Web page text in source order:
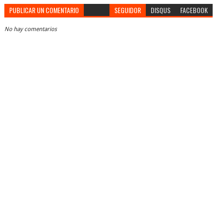
PUBLICAR UN COMENTARIO SEGUIDOR DISQUS FACEBOOK
No hay comentarios